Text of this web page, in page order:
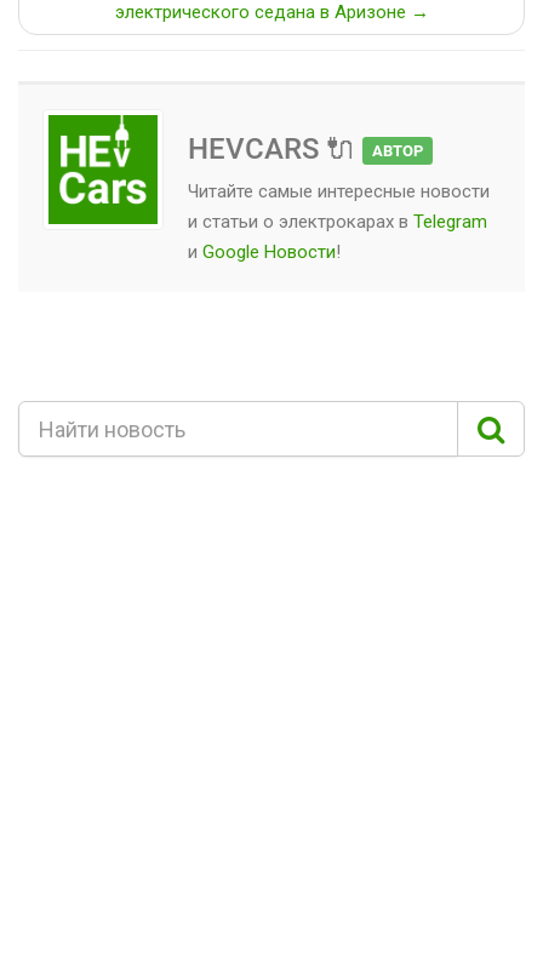
электрического седана в Аризоне →
HEVCARS 🔌 АВТОР
Читайте самые интересные новости
и статьи о электрокарах в Telegram
и Google Новости!